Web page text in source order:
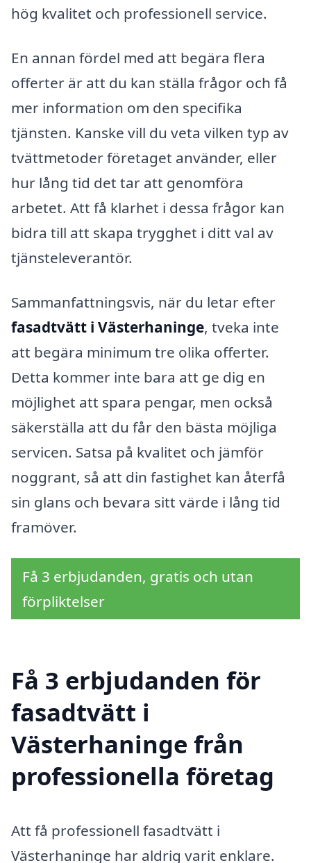
hög kvalitet och professionell service.
En annan fördel med att begära flera
offerter är att du kan ställa frågor och få
mer information om den specifika
tjänsten. Kanske vill du veta vilken typ av
tvättmetoder företaget använder, eller
hur lång tid det tar att genomföra
arbetet. Att få klarhet i dessa frågor kan
bidra till att skapa trygghet i ditt val av
tjänsteleverantör.
Sammanfattningsvis, när du letar efter
fasadtvätt i Västerhaninge, tveka inte
att begära minimum tre olika offerter.
Detta kommer inte bara att ge dig en
möjlighet att spara pengar, men också
säkerställa att du får den bästa möjliga
servicen. Satsa på kvalitet och jämför
noggrant, så att din fastighet kan återfå
sin glans och bevara sitt värde i lång tid
framöver.
Få 3 erbjudanden, gratis och utan
förpliktelser
Få 3 erbjudanden för
fasadtvätt i
Västerhaninge från
professionella företag
Att få professionell fasadtvätt i
Västerhaninge har aldrig varit enklare.